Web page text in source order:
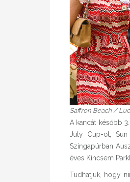
Saffron Beach /
A kancát később
July Cup-ot,
Szingapúrban
éves Kincsem
Tudhatjuk, hogy